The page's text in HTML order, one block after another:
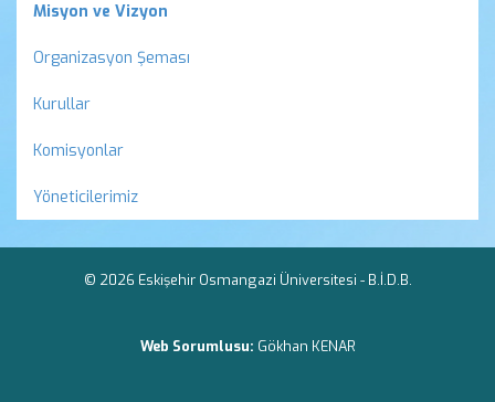
Misyon ve Vizyon
Organizasyon Şeması
Kurullar
Komisyonlar
Yöneticilerimiz
© 2026 Eskişehir Osmangazi Üniversitesi - B.İ.D.B.
Web Sorumlusu: Gökhan KENAR